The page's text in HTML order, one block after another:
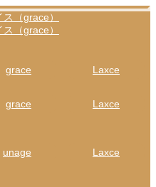
grace
Laxce
grace
Laxce
unage
Laxce